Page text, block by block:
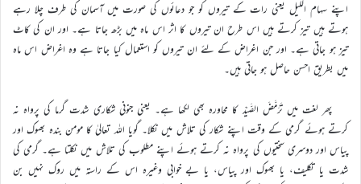
اپنے سہام اللیل یعنی رات کے تیروں کو جو دعائوں کی صورت میں آسمان کی طرف چلا رہے
ہوتے ہیں تیز کرتے ہیں اس طرح ان تیروں کا اثر اس ماہ میں بڑھ جاتا ہے۔ اور ان کی کاٹ
تیز ہو جاتی ہے۔ اور جن اغراض کے لئے ان تیروں کو استعمال کیا جاتا ہے وہ اغراض اس ماہ
میں بطریق احسن حاصل ہو جاتی ہیں۔
پھر لغت میں تَرَمَّضَ الصَّیْدَ کا محاورہ بھی لکھا ہے۔ یعنی جنونی شکاری شدت گرما کی پرواہ نہ
کرتے ہوئے گرمی کے وقت اپنے شکار کی تلاش میں نکلا۔ گویا اللہ تعالیٰ کا مومن بندہ بھوک اور
پیاس اور دوسری سختیوں کی پرواہ نہ کرتے ہوئے اپنے مطلوب کی تلاش میں نکلتا ہے۔ گرمی کی
شدت یا تکلیف، یا بھوک اور پیاس، یا بے خوابی وغیرہ اس کے راستہ میں روک نہیں بن